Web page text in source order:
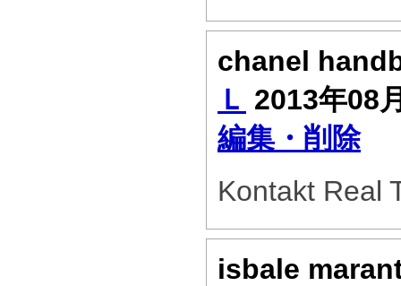
chanel
Ｌ 2013年08
編集・削除
Kontakt Real
isbale